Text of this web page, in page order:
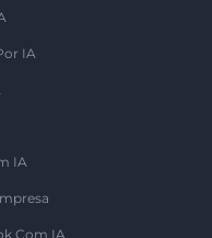
IA
IA
Com IA